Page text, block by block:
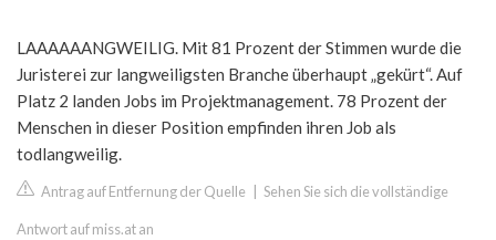
LAAAAAANGWEILIG. Mit 81 Prozent der Stimmen wurde die
Juristerei zur langweiligsten Branche überhaupt „gekürt“. Auf
Platz 2 landen Jobs im Projektmanagement. 78 Prozent der
Menschen in dieser Position empfinden ihren Job als
todlangweilig.
Antrag auf Entfernung der Quelle Sehen Sie sich die vollständige
Antwort auf miss.at an